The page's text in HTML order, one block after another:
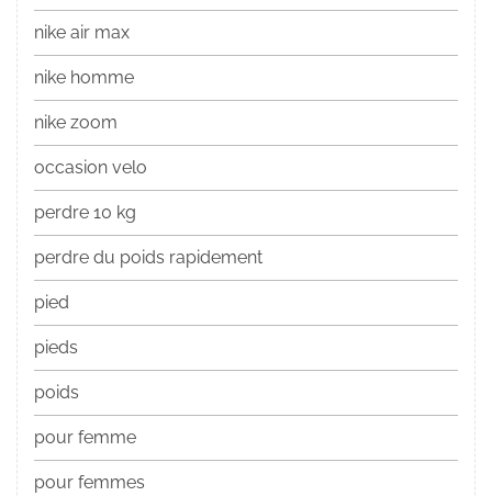
nike air max
nike homme
nike zoom
occasion velo
perdre 10 kg
perdre du poids rapidement
pied
pieds
poids
pour femme
pour femmes